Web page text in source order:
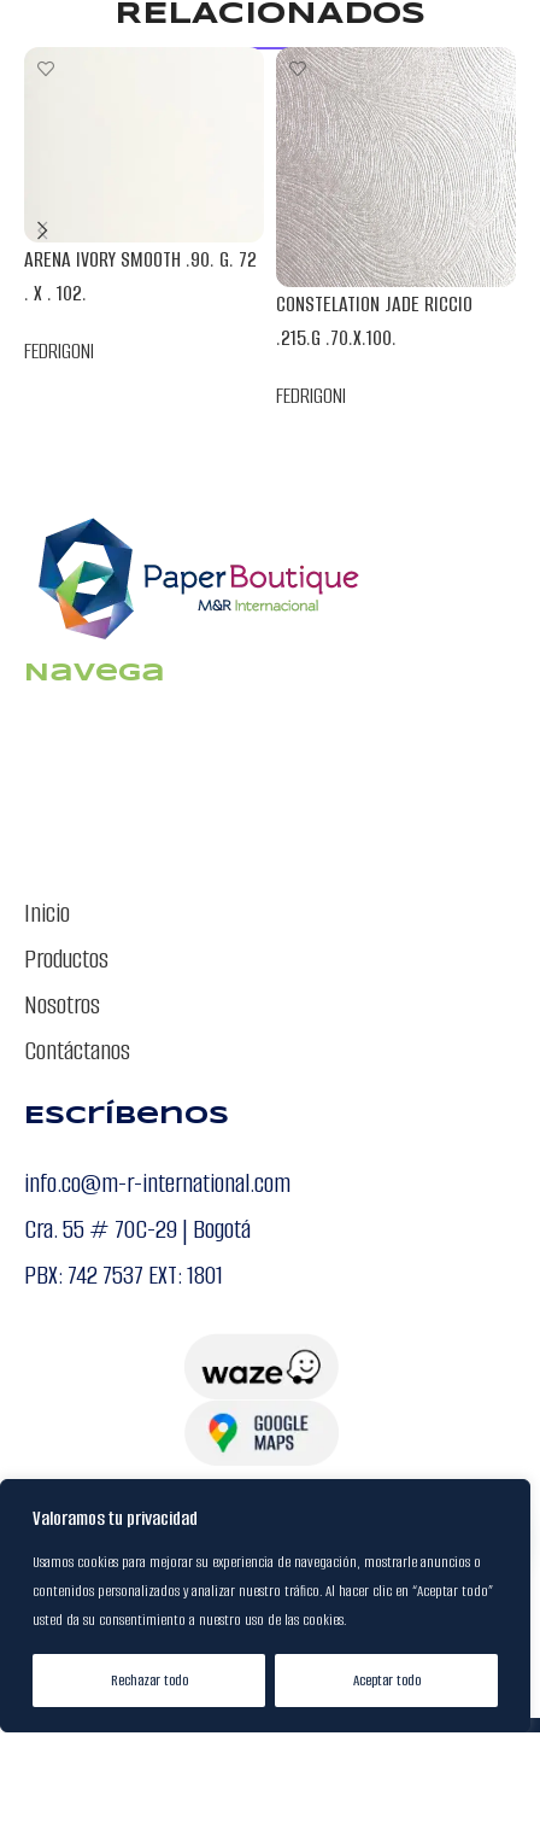
Valoramos tu privacidad
Usamos cookies para mejorar su experiencia de navegación, mostrarle anuncios o
contenidos personalizados y analizar nuestro tráfico. Al hacer clic en “Aceptar todo”
usted da su consentimiento a nuestro uso de las cookies.
Rechazar todo Aceptar todo
RELACIONADOS
ARENA IVORY SMOOTH .90. G. 72
. X . 102.
FEDRIGONI
CONSTELATION JADE RICCIO
.215.G .70.X.100.
FEDRIGONI
Navega
Inicio
Productos
Nosotros
Contáctanos
Escríbenos
info.co@m-r-international.com
Cra. 55 # 70C-29 | Bogotá
PBX: 742 7537 EXT: 1801
USuarios
Política de Datos
Certificación FSC